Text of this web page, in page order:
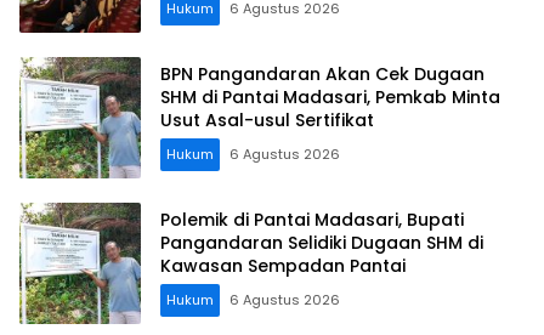
Hukum 6 Agustus 2026
BPN Pangandaran Akan Cek Dugaan
SHM di Pantai Madasari, Pemkab Minta
Usut Asal-usul Sertifikat
Hukum 6 Agustus 2026
Polemik di Pantai Madasari, Bupati
Pangandaran Selidiki Dugaan SHM di
Kawasan Sempadan Pantai
Hukum 6 Agustus 2026